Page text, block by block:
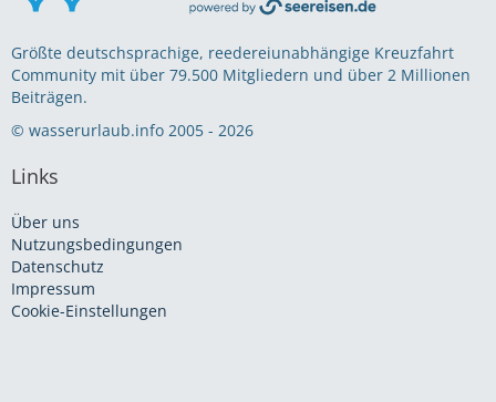
Größte deutschsprachige, reedereiunabhängige Kreuzfahrt
Community mit über 79.500 Mitgliedern und über 2 Millionen
Beiträgen.
© wasserurlaub.info 2005 - 2026
Links
Über uns
Nutzungsbedingungen
Datenschutz
Impressum
Cookie-Einstellungen